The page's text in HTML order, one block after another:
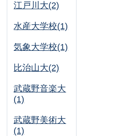
江戸川大(2)
水産大学校(1)
気象大学校(1)
比治山大(2)
武蔵野音楽大
(1)
武蔵野美術大
(1)